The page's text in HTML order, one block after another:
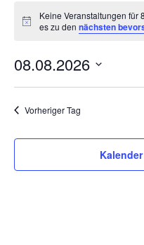
Hinweis
Keine Veranstaltungen für
es zu den nächsten
08.08.2026
wählen.
Vorheriger Tag